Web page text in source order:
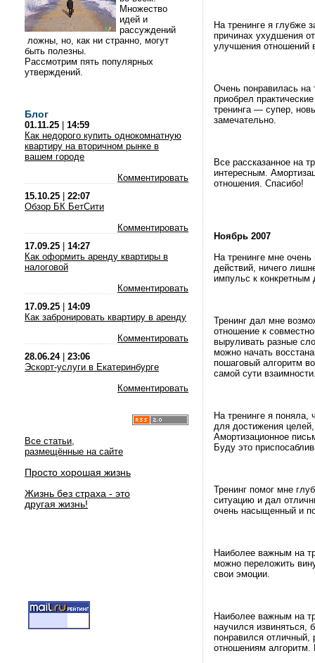
Множество
идей и
рассуждений
ложны, но, как ни странно, могут
быть полезны.
Рассмотрим пять популярных
утверждений.
Блог
01.11.25
14:59
Как недорого купить однокомнатную
квартиру на вторичном рынке в
вашем городе
Комментировать
15.10.25
22:07
Обзор БК БетСити
Комментировать
17.09.25
14:27
Как оформить аренду квартиры в
налоговой
Комментировать
17.09.25
14:09
Как забронировать квартиру в аренду
Комментировать
28.06.24| 23:06
Эскорт-услуги в Екатеринбурге
Комментировать
Все статьи,
размещённые на сайте
Просто хорошая жизнь
Жизнь без страха - это
другая жизнь!
На тренинге я глубже
причинах ухудшения
улучшения отношений
Очень понравилась на
приобрел
тренинга — супер,
замечательно.
Все рассказанное на
интересным.
отношения. Спасибо!
Ноябрь 2007
На тренинге мне
действий, ничего
импульс к конкретным
Тренинг дал мне
отношение к
выруливать разные
можно начать
пошаговый алгоритм
самой сути
На тренинге я
для достижения
Амортизационное
Буду это
Тренинг помог мне
ситуацию и дал
очень насыщенный и
Наиболее важным на
можно переложить
свои эмоции.
Наиболее важным на
научился извиняться,
понравился
отношениям